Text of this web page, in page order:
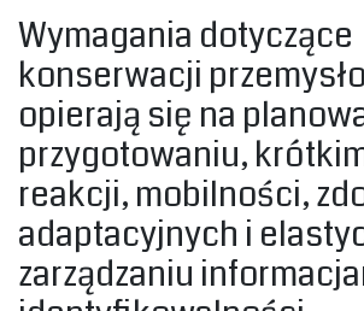
‎Wymagania dotyczące
konserwacji
opierają się na
przygotowaniu,
reakcji, mobilności,
adaptacyjnych i
zarządzaniu